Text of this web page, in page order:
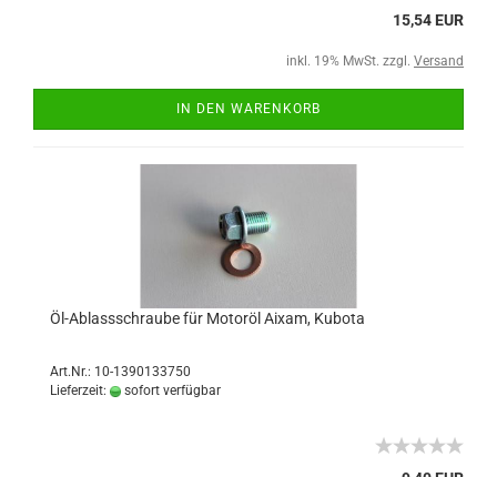
15,54 EUR
inkl. 19% MwSt. zzgl. Versand
IN DEN WARENKORB
Öl-Ablassschraube für Motoröl Aixam, Kubota
Art.Nr.: 10-1390133750
Lieferzeit:
sofort verfügbar